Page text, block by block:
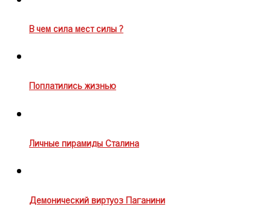
В чем сила мест силы ?
Поплатились жизнью
Личные пирамиды Сталина
Демонический виртуоз Паганини